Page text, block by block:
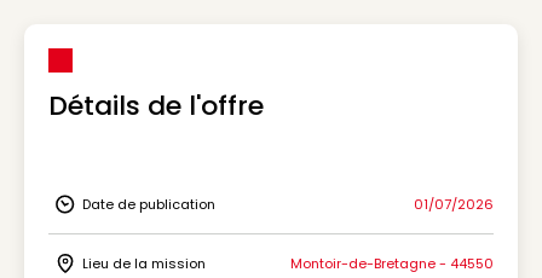
Détails de l'offre
Icon Date de publication
Date de publication 01/07/2026
Lieu de la mission Montoir-de-Bretagne - 44550